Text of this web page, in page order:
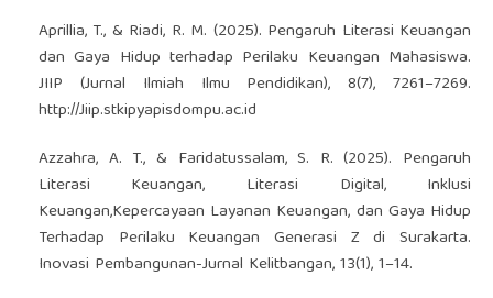
Aprillia, T., & Riadi, R. M. (2025). Pengaruh Literasi Keuangan
dan Gaya Hidup terhadap Perilaku Keuangan Mahasiswa.
JIIP (Jurnal Ilmiah Ilmu Pendidikan), 8(7), 7261–7269.
http://Jiip.stkipyapisdompu.ac.id
Azzahra, A. T., & Faridatussalam, S. R. (2025). Pengaruh
Literasi Keuangan, Literasi Digital, Inklusi
Keuangan,Kepercayaan Layanan Keuangan, dan Gaya Hidup
Terhadap Perilaku Keuangan Generasi Z di Surakarta.
Inovasi Pembangunan-Jurnal Kelitbangan, 13(1), 1–14.